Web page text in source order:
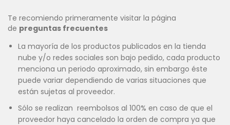
Te recomiendo primeramente visitar la página
de preguntas frecuentes
La mayoría de los productos publicados en la tienda
nube y/o redes sociales son bajo pedido, cada producto
menciona un periodo aproximado, sin embargo éste
puede variar dependiendo de varias situaciones que
están sujetas al proveedor.
Sólo se realizan reembolsos al 100% en caso de que el
proveedor haya cancelado la orden de compra ya que